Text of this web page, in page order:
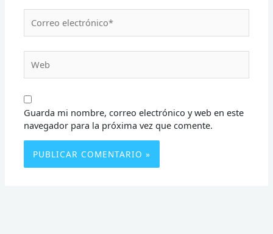
electrónico*
Guarda mi nombre, correo electrónico y web en este
navegador para la próxima vez que comente.